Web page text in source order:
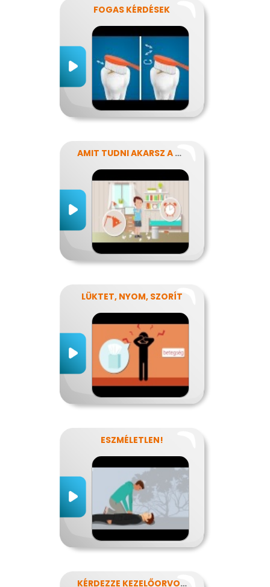
FOGAS KÉRDÉSEK
AMIT TUDNI AKARSZ A NÁTHÁRÓL
LÜKTET, NYOM, SZORÍT
ESZMÉLETLEN!
KÉRDEZZE KEZELŐORVOSÁT?